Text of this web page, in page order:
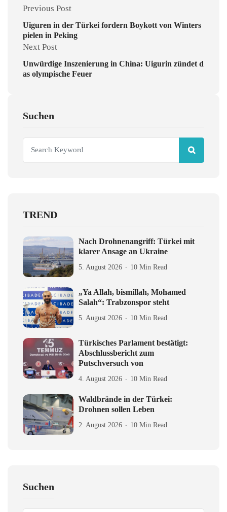
Previous Post
Uiguren in der Türkei fordern Boykott von Winters
pielen in Peking
Next Post
Unwürdige Inszenierung in China: Uigurin zündet d
as olympische Feuer
Suchen
TREND
Nach Drohnenangriff: Türkei mit
klarer Ansage an Ukraine
5. August 2026 10 Min Read
„Ya Allah, bismillah, Mohamed
Salah“: Trabzonspor steht
5. August 2026 10 Min Read
Türkisches Parlament bestätigt:
Abschlussbericht zum
Putschversuch von
4. August 2026 10 Min Read
Waldbrände in der Türkei:
Drohnen sollen Leben
2. August 2026 10 Min Read
Suchen